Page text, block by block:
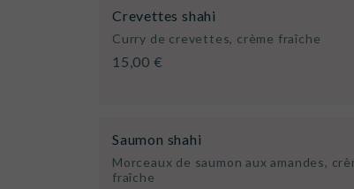
Crevettes shahi
Curry de crevettes, crème fraîche
15,00 €
Saumon shahi
Morceaux de saumon aux amandes,
fraîche